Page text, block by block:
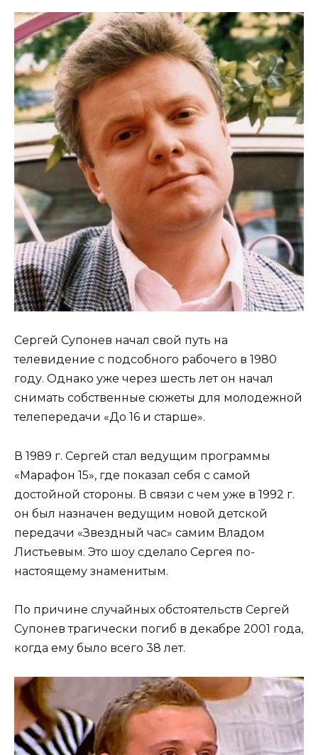
Сергей Супонев начал свой путь на
телевидение с подсобного рабочего в 1980
году. Однако уже через шесть лет он начал
снимать собственные сюжеты для молодежной
телепередачи «До 16 и старше».
В 1989 г. Сергей стал ведущим программы
«Марафон 15», где показал себя с самой
достойной стороны. В связи с чем уже в 1992 г.
он был назначен ведущим новой детской
передачи «Звездный час» самим Владом
Листьевым. Это шоу сделало Сергея по-
настоящему знаменитым.
По причине случайных обстоятельств Сергей
Супонев трагически погиб в декабре 2001 года,
когда ему было всего 38 лет.